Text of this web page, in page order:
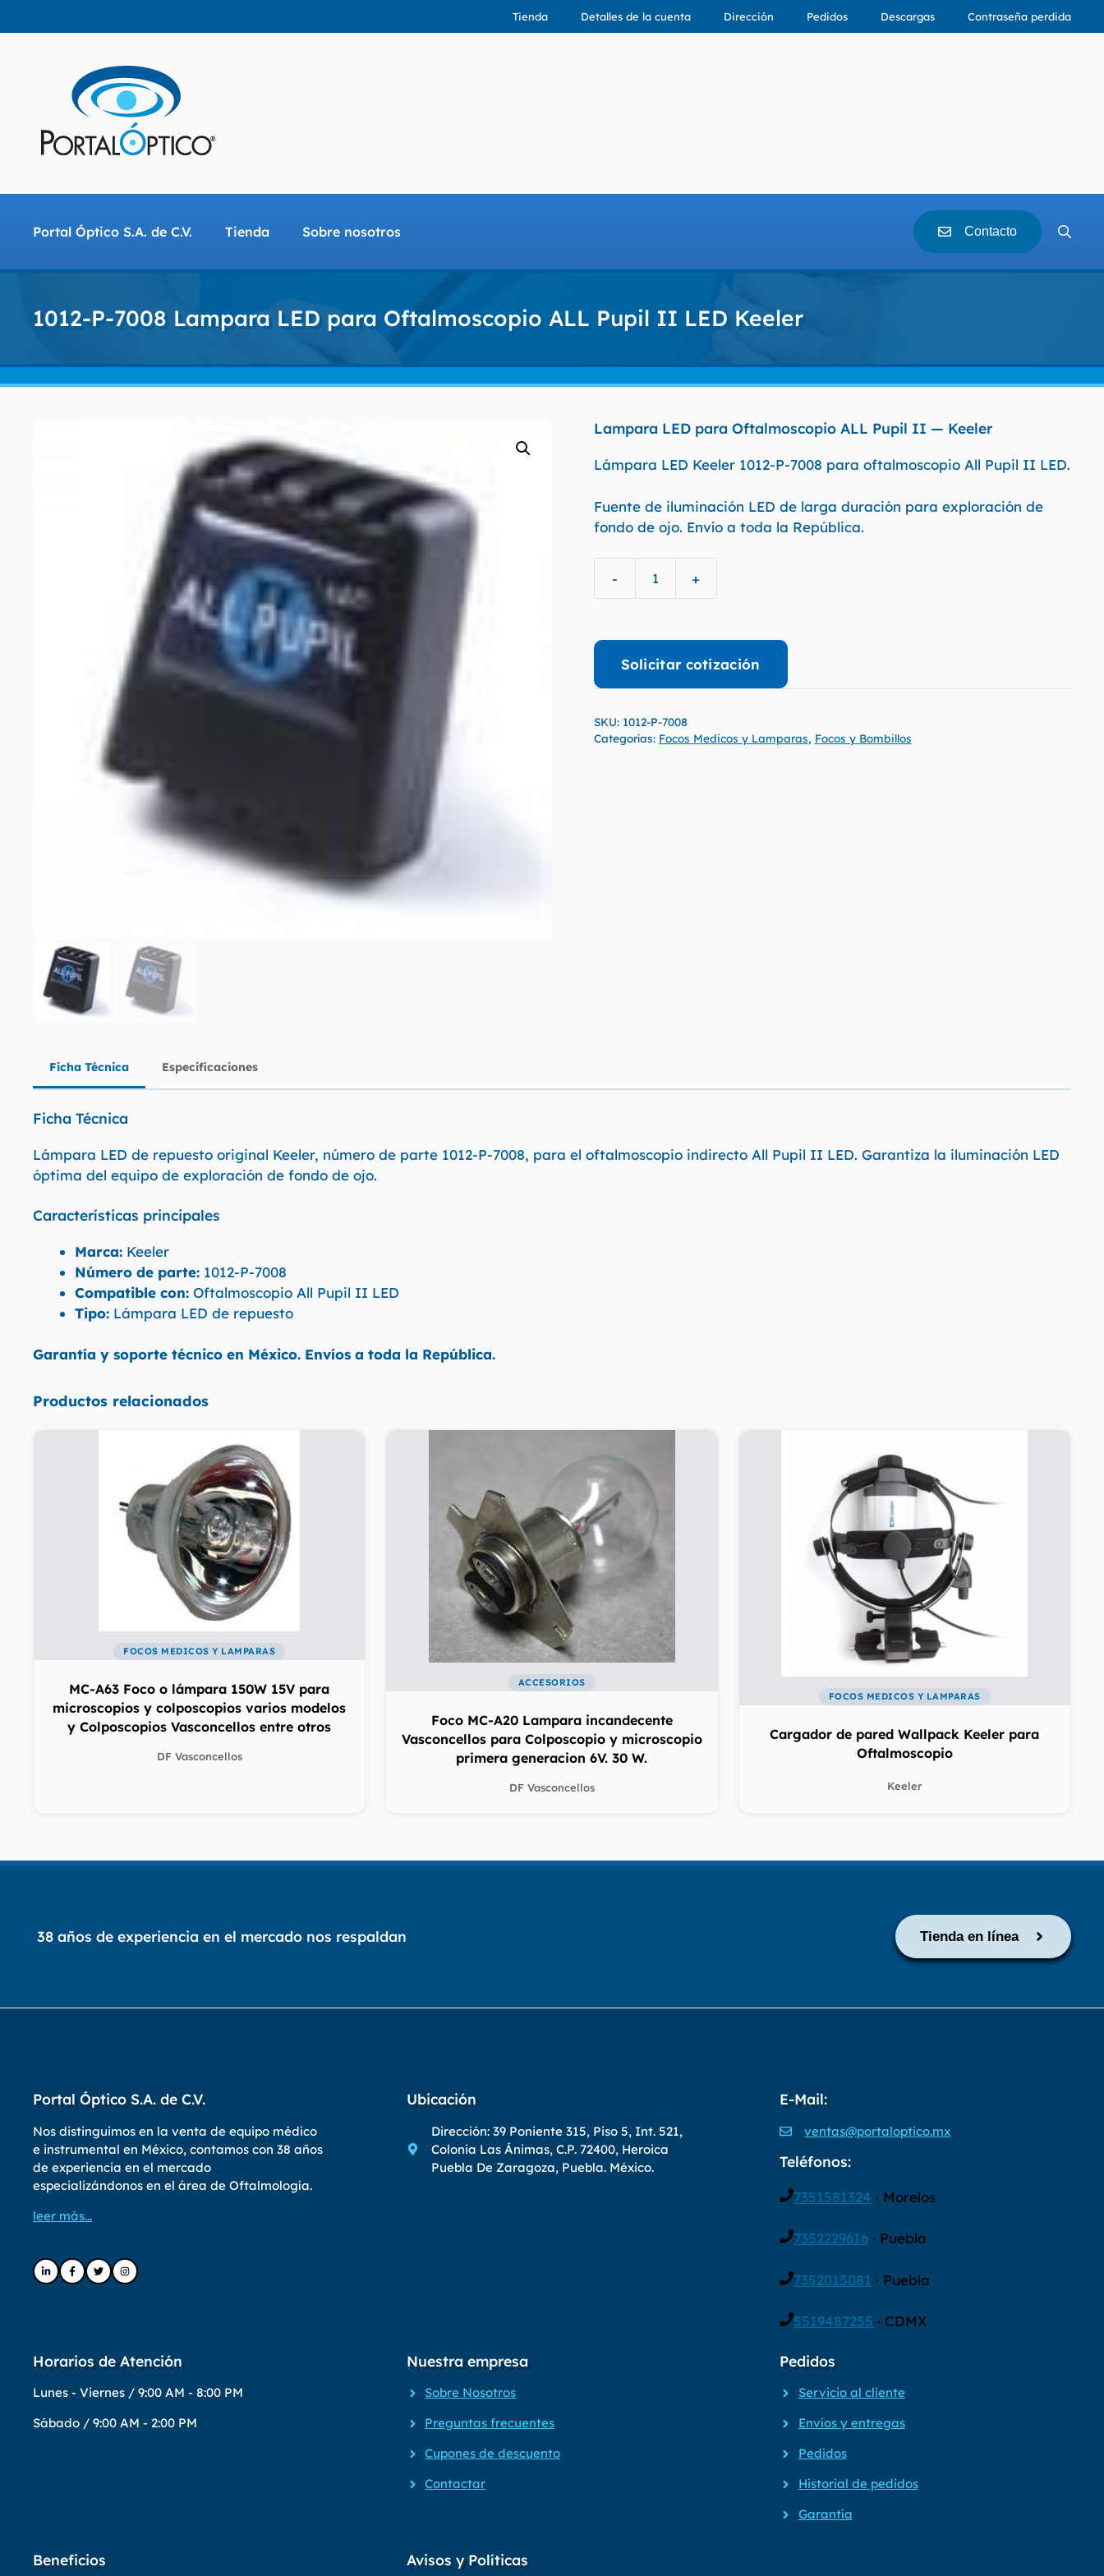
al
Tienda Detalles de la cuenta Dirección Pedidos Descargas Contraseña perdida
Portal Óptico S.A. de C.V. Tienda Sobre nosotros Contacto
1012-P-7008 Lampara LED para Oftalmoscopio ALL Pupil II LED Keeler
Lampara LED para Oftalmoscopio ALL Pupil II — Keeler
Lámpara LED Keeler 1012-P-7008 para oftalmoscopio All Pupil II LED.
Fuente de iluminación LED de larga duración para exploración de
fondo de ojo. Envío a toda la República.
-
Lampara
para
ALL
+
Solicitar cotización
SKU: 1012-P-7008
Categorías: Focos Medicos y Lamparas, Focos y Bombillos
Ficha Técnica Especificaciones
Ficha Técnica
Lámpara LED de repuesto original Keeler, número de parte 1012-P-7008, para el oftalmoscopio indirecto All Pupil II LED. Garantiza la iluminación LED
óptima del equipo de exploración de fondo de ojo.
Características principales
Marca: Keeler
Número de parte: 1012-P-7008
Compatible con: Oftalmoscopio All Pupil II LED
Tipo: Lámpara LED de repuesto
Garantía y soporte técnico en México. Envíos a toda la República.
Productos relacionados
FOCOS MEDICOS Y LAMPARAS
MC-A63 Foco o lámpara 150W 15V para
microscopios y colposcopios varios modelos
y Colposcopios Vasconcellos entre otros
DF Vasconcellos
ACCESORIOS
Foco MC-A20 Lampara incandecente
Vasconcellos para Colposcopio y microscopio
primera generacion 6V. 30 W.
DF Vasconcellos
FOCOS MEDICOS Y LAMPARAS
Cargador de pared Wallpack Keeler para
Oftalmoscopio
Keeler
38 años de experiencia en el mercado nos respaldan Tienda en línea
Portal Óptico S.A. de C.V.
Nos distinguimos en la venta de equipo médico
e instrumental en México, contamos con 38 años
de experiencia en el mercado
especializándonos en el área de Oftalmología.
leer más...
Ubicación
Dirección: 39 Poniente 315, Piso 5, Int. 521,
Colonia Las Ánimas, C.P. 72400, Heroica
Puebla De Zaragoza, Puebla. México.
E-Mail:
ventas@portaloptico.mx
Teléfonos:
7351581324 · Morelos
7352229616 · Puebla
7352015081 · Puebla
5519487255 · CDMX
Horarios de Atención
Lunes - Viernes / 9:00 AM - 8:00 PM
Sábado / 9:00 AM - 2:00 PM
Nuestra empresa
Sobre Nosotros
Preguntas frecuentes
Cupones de descuento
Contactar
Pedidos
Servicio al cliente
Envíos y entregas
Pedidos
Historial de pedidos
Garantía
Beneficios Avisos y Políticas